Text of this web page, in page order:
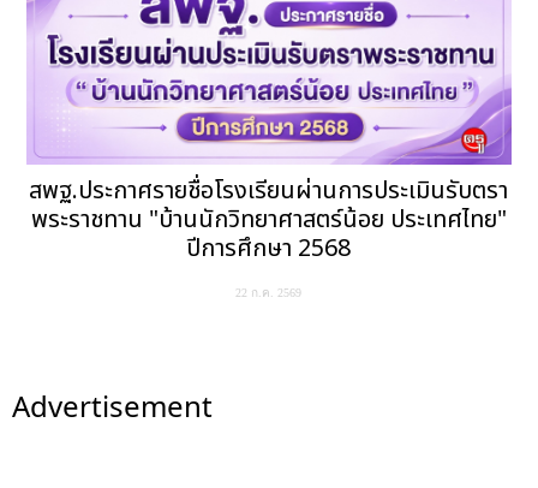
สพฐ.ประกาศรายชื่อโรงเรียนผ่านการประเมินรับตรา
พระราชทาน "บ้านนักวิทยาศาสตร์น้อย ประเทศไทย"
ปีการศึกษา 2568
22 ก.ค. 2569
Advertisement